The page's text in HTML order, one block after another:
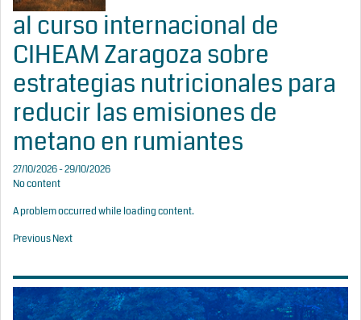
al curso internacional de
CIHEAM Zaragoza sobre
estrategias nutricionales para
reducir las emisiones de
metano en rumiantes
27/10/2026 - 29/10/2026
No content
A problem occurred while loading content.
PreviousNext